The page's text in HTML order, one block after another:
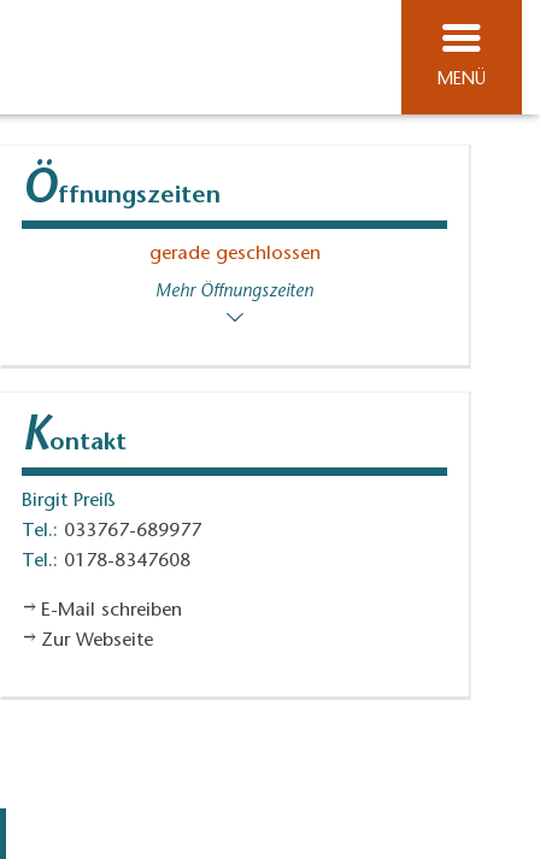
MENÜ
Öffnungszeiten
gerade geschlossen
Mehr Öffnungszeiten
Kontakt
Birgit Preiß
Tel.: 033767-689977
Tel.: 0178-8347608
E-Mail schreiben
Zur Webseite